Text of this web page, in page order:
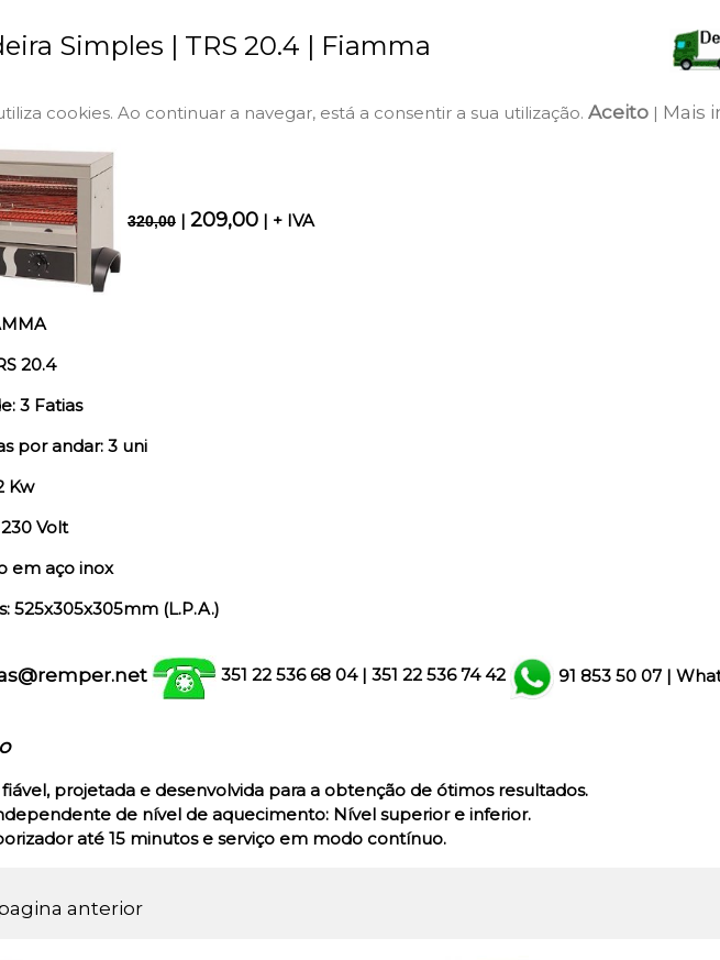
Simples | TRS 20.4 | Fiamma
cookies. Ao continuar a navegar, está a consentir a sua utilização. Aceito | Mais
320,00 | 209,00 | + IVA
20.4
3 Fatias
por andar: 3 uni
Kw
Volt
em aço inox
525x305x305mm (L.P.A.)
351 22 536 68 04 | 351 22 536 74 42 91 853 50 07 |
projetada e desenvolvida para a obtenção de ótimos resultados.
de nível de aquecimento: Nível superior e inferior.
até 15 minutos e serviço em modo contínuo.
anterior